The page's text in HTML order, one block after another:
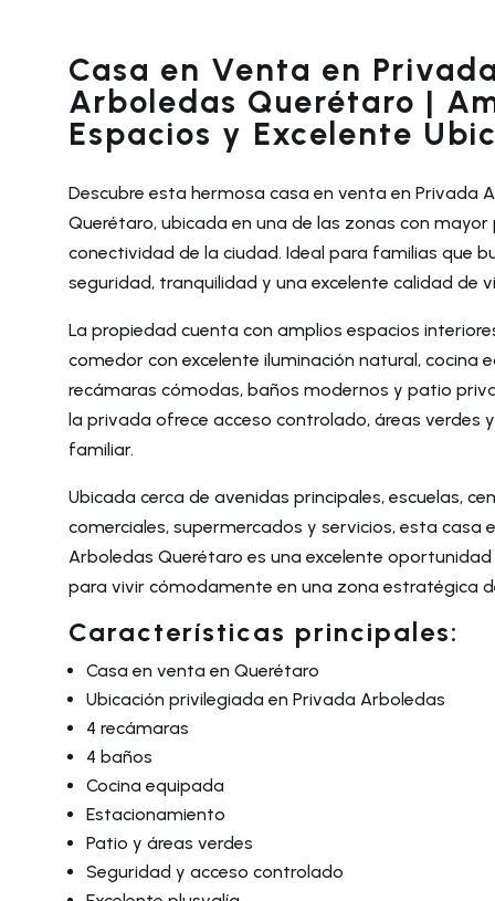
Casa en Venta en
Arboledas Querétaro |
Espacios y Excelente
Descubre esta hermosa casa en venta en Privada
Querétaro, ubicada en una de las zonas con mayor
conectividad de la ciudad. Ideal para familias que
seguridad, tranquilidad y una excelente calidad de
La propiedad cuenta con amplios espacios
comedor con excelente iluminación natural, cocina
recámaras cómodas, baños modernos y patio
la privada ofrece acceso controlado, áreas verdes
familiar.
Ubicada cerca de avenidas principales, escuelas,
comerciales, supermercados y servicios, esta casa
Arboledas Querétaro es una excelente
para vivir cómodamente en una zona estratégica
Características principales:
Casa en venta en Querétaro
Ubicación privilegiada en Privada Arboledas
4 recámaras
4 baños
Cocina equipada
Estacionamiento
Patio y áreas verdes
Seguridad y acceso controlado